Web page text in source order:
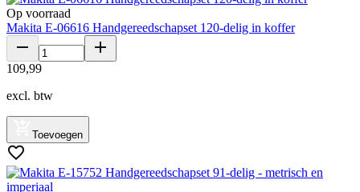
Op voorraad
Makita E-06616 Handgereedschapset 120-delig in koffer
109,99
excl. btw
Toevoegen